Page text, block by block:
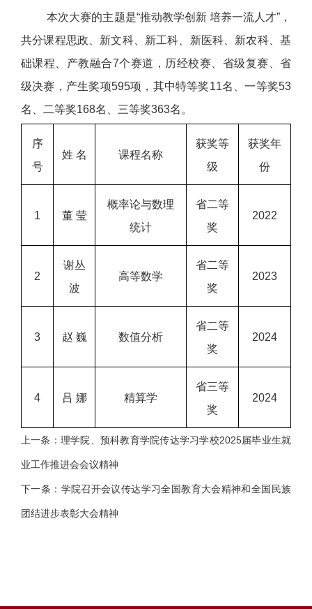
本次大赛的主题是“推动教学创新 培养一流人才”，
共分课程思政、新文科、新工科、新医科、新农科、基
础课程、产教融合7个赛道，历经校赛、省级复赛、省
级决赛，产生奖项595项，其中特等奖11名、一等奖53
名、二等奖168名、三等奖363名。
序
号
姓 名 课程名称
获奖等
级
获奖年
份
1 董 莹
概率论与数理
统计
省二等
奖
2022
2
谢丛
波
高等数学
省二等
奖
2023
3 赵 巍 数值分析
省二等
奖
2024
4 吕 娜 精算学
省三等
奖
2024
上一条： 理学院、预科教育学院传达学习学校2025届毕业生就
业工作推进会会议精神
下一条： 学院召开会议传达学习全国教育大会精神和全国民族
团结进步表彰大会精神